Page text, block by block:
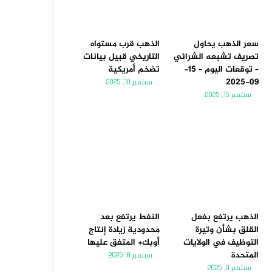
سعر الذهب يحاول
تصريف تشبعه الشرائي
– توقعات اليوم – 15-
09-2025
سبتمبر 15, 2025
الذهب قرب مستواه
التاريخي قبيل بيانات
تضخم أمريكية
سبتمبر 10, 2025
الذهب يرتفع بفعل
القلق بشأن وتيرة
التوظيف في الولايات
المتحدة
سبتمبر 9, 2025
النفط يرتفع بعد
محدودية زيادة إنتاج
أوبك+ المتفق عليها
سبتمبر 8, 2025